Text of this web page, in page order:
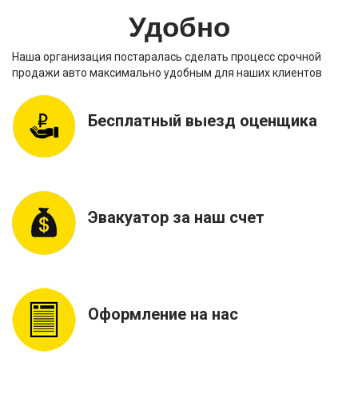
Удобно
Наша организация постаралась сделать процесс срочной
продажи авто максимально удобным для наших клиентов
Бесплатный выезд оценщика
Эвакуатор за наш счет
Оформление на нас